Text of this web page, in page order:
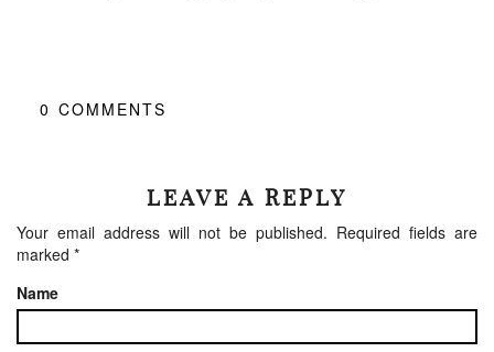
0 COMMENTS
LEAVE A REPLY
Your email address will not be published. Required fields are
marked *
Name